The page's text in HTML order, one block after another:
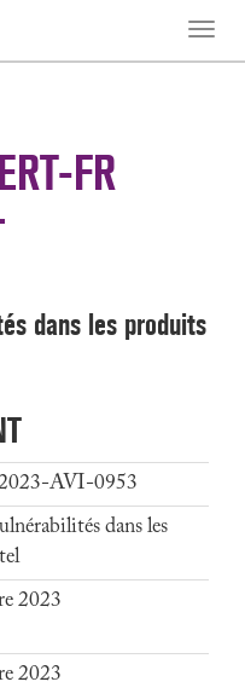
Toggle
FR
dans les produits
AVI-0953
dans les
2023
2023